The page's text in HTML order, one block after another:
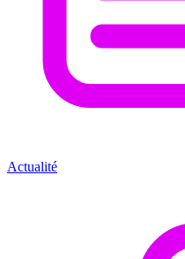
Actualité